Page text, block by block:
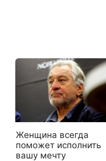
Женщина всегда
поможет исполнить
вашу мечту